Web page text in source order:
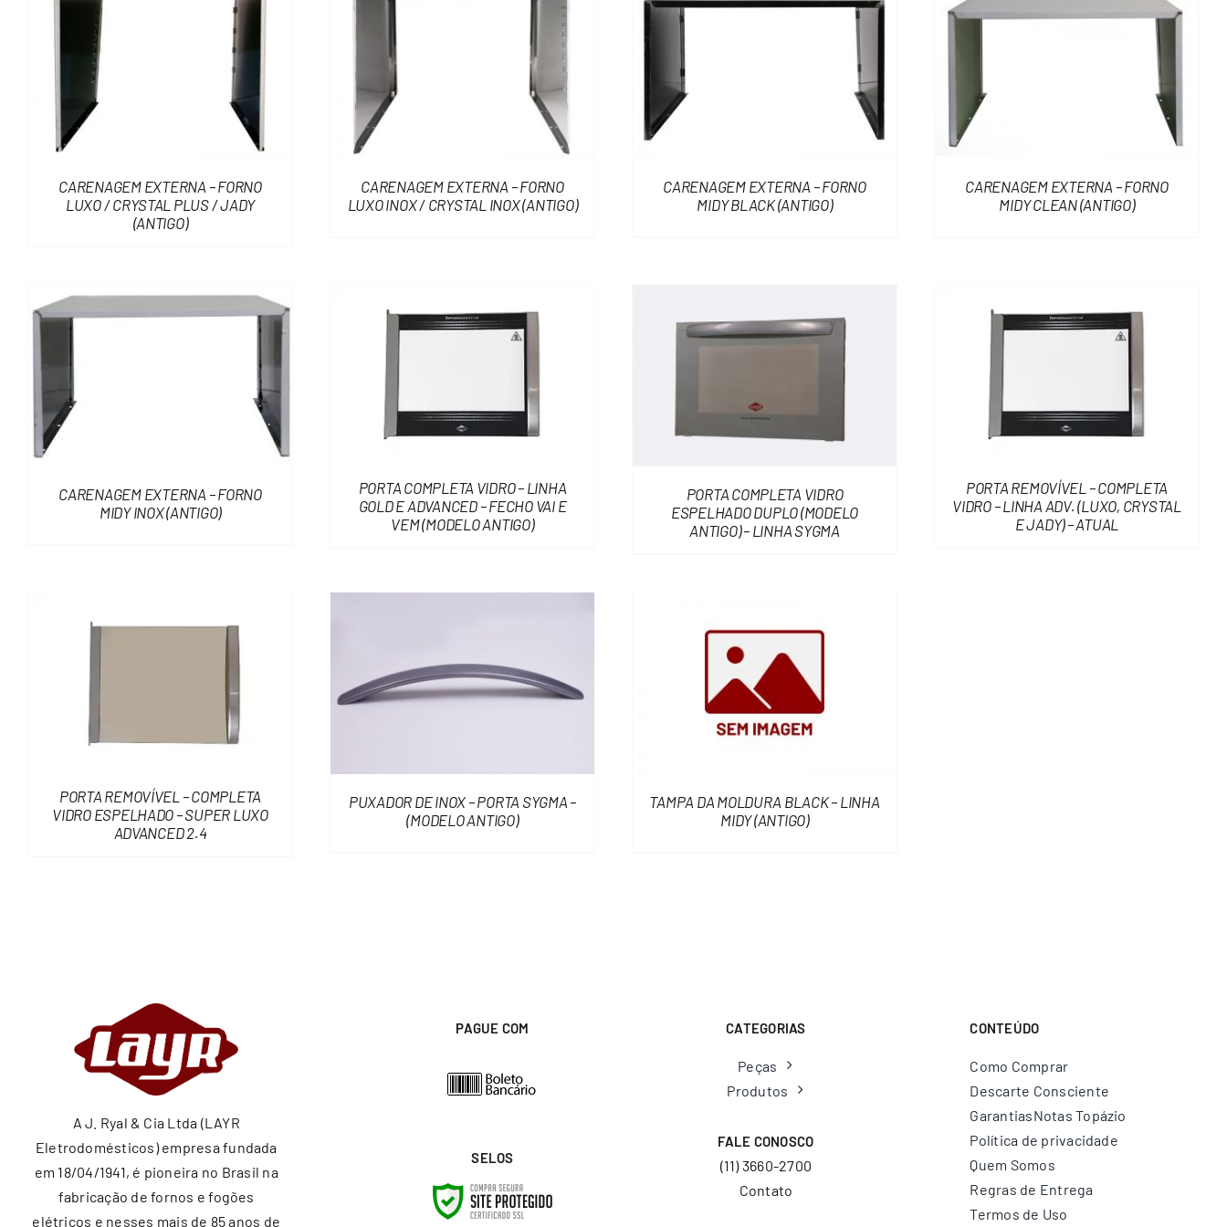
CARENAGEM EXTERNA – FORNO
LUXO / CRYSTAL PLUS / JADY
(ANTIGO)
CARENAGEM EXTERNA – FORNO
LUXO INOX / CRYSTAL INOX (ANTIGO)
CARENAGEM EXTERNA – FORNO
MIDY BLACK (ANTIGO)
CARENAGEM EXTERNA – FORNO
MIDY CLEAN (ANTIGO)
CARENAGEM EXTERNA – FORNO
MIDY INOX (ANTIGO)
PORTA COMPLETA VIDRO – LINHA
GOLD E ADVANCED – FECHO VAI E
VEM (MODELO ANTIGO)
PORTA COMPLETA VIDRO
ESPELHADO DUPLO (MODELO
ANTIGO) – LINHA SYGMA
PORTA REMOVÍVEL – COMPLETA
VIDRO – LINHA ADV. (LUXO, CRYSTAL
E JADY) – ATUAL
PORTA REMOVÍVEL – COMPLETA
VIDRO ESPELHADO – SUPER LUXO
ADVANCED 2.4
PUXADOR DE INOX – PORTA SYGMA –
(MODELO ANTIGO)
TAMPA DA MOLDURA BLACK – LINHA
MIDY (ANTIGO)
A J. Ryal & Cia Ltda (LAYR
Eletrodomésticos) empresa fundada
em 18/04/1941, é pioneira no Brasil na
fabricação de fornos e fogões
elétricos e nesses mais de 85 anos de
PAGUE COM
SELOS
CATEGORIAS
Peças
Produtos
FALE CONOSCO
(11) 3660-2700
Contato
CONTEÚDO
Como Comprar
Descarte Consciente
GarantiasNotas Topázio
Política de privacidade
Quem Somos
Regras de Entrega
Termos de Uso